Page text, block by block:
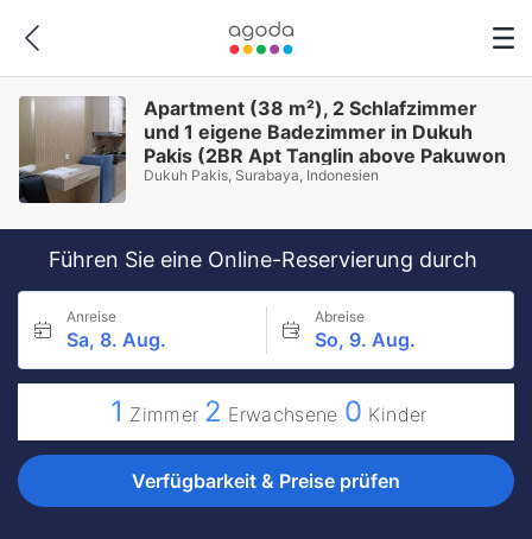
Apartment (38 m²), 2 Schlafzimmer
und 1 eigene Badezimmer in Dukuh
Pakis (2BR Apt Tanglin above Pakuwon
Mall. Griya Gailen 4)
Dukuh Pakis, Surabaya, Indonesien
Führen Sie eine Online-Reservierung durch
Anreise
Sa, 8. Aug.
Abreise
So, 9. Aug.
1 Zimmer 2 Erwachsene 0 Kinder
Verfügbarkeit & Preise prüfen